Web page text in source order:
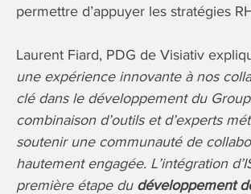
permettre d’appuyer les stratégies
Laurent Fiard, PDG de Visiativ
une expérience innovante à nos
clé dans le développement du
combinaison d’outils et d’experts
soutenir une communauté de
hautement engagée. L’intégration
première étape du développement